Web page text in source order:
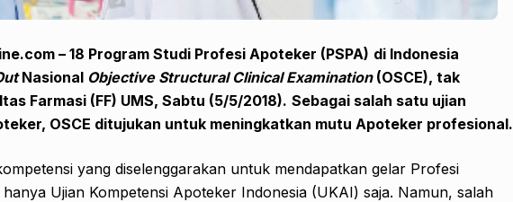
– 18 Program Studi Profesi Apoteker (PSPA) di Indonesia
Nasional Objective Structural Clinical Examination(OSCE), tak
Farmasi (FF) UMS, Sabtu (5/5/2018). Sebagai salah satu ujian
OSCE ditujukan untuk meningkatkan mutu Apoteker profesional.
yang diselenggarakan untuk mendapatkan gelar Profesi
Ujian Kompetensi Apoteker Indonesia (UKAI) saja. Namun, salah